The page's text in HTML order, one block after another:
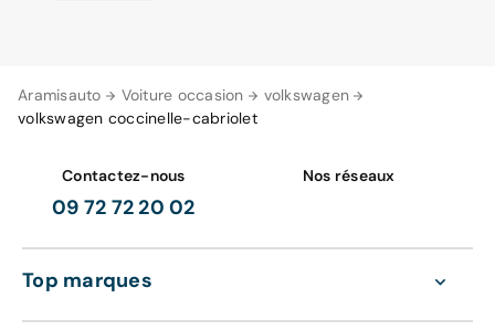
Aramisauto Voiture occasion
volkswagen
volkswagen coccinelle-cabriolet
Contactez-nous
09 72 72 20 02
Nos réseaux
Top marques